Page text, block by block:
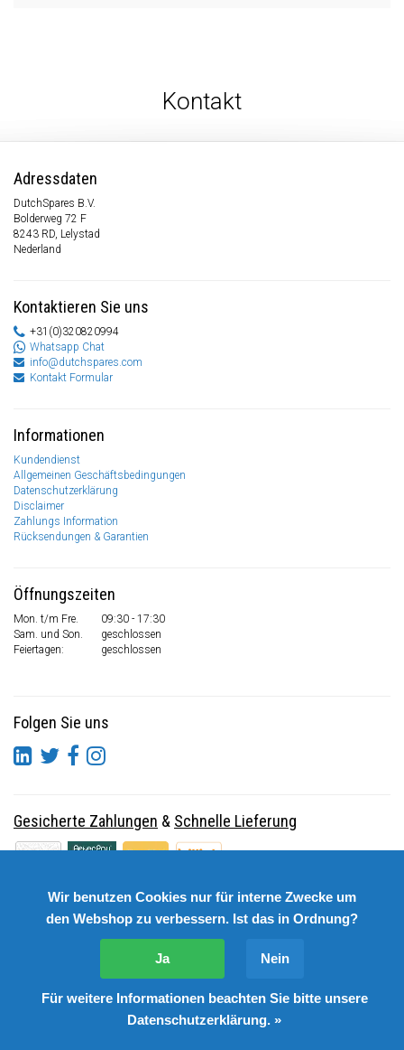
Kontakt
Adressdaten
DutchSpares B.V.
Bolderweg 72 F
8243 RD, Lelystad
Nederland
Kontaktieren Sie uns
+31(0)320820994
Whatsapp Chat
info@dutchspares.com
Kontakt Formular
Informationen
Kundendienst
Allgemeinen Geschäftsbedingungen
Datenschutzerklärung
Disclaimer
Zahlungs Information
Rücksendungen & Garantien
Öffnungszeiten
Mon. t/m Fre.
09:30 - 17:30
Sam. und Son.
geschlossen
Feiertagen:
geschlossen
Folgen Sie uns
Gesicherte Zahlungen & Schnelle Lieferung
© Copyright 2026 DutchSpares B.V. - Design byWebdinge.nl
DutchSpares B.V. word beoordeeld met: 9,9/10 (2541
Wir benutzen Cookies nur für interne Zwecke um
den Webshop zu verbessern. Ist das in Ordnung?
Ja Nein
Für weitere Informationen beachten Sie bitte unsere
Datenschutzerklärung. »